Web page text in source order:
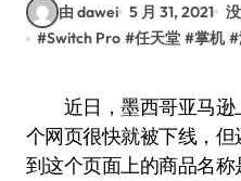
由 dawei 5 月 31, 2021
#Switch Pro #任天堂 #掌机 #
近日，墨西哥亚马逊上线了一个页面，尽管这
个网页很快就被下线，
到这个页面上的商品名